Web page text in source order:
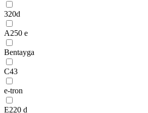
320d
A250 e
Bentayga
C43
e-tron
E220 d